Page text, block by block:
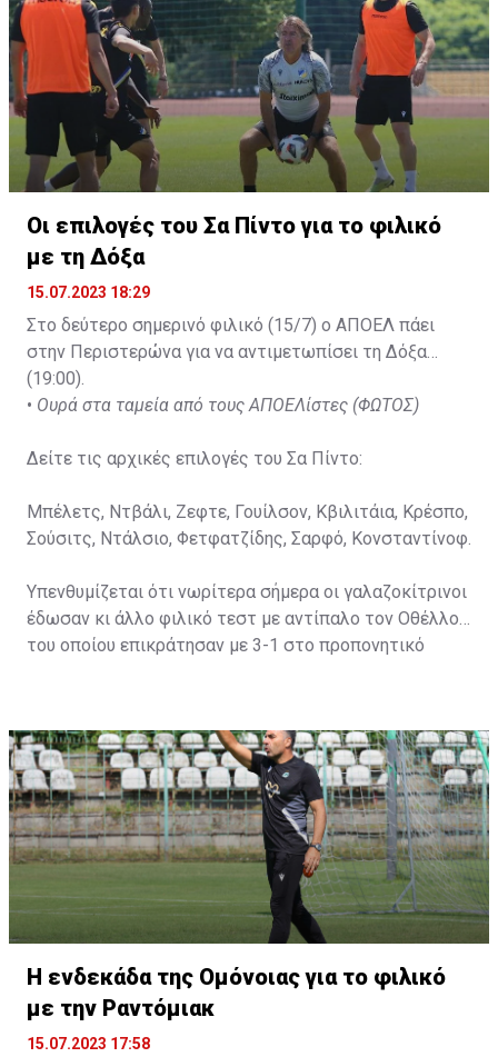
Οι επιλογές του Σα Πίντο για το φιλικό
με τη Δόξα
15.07.2023 18:29
Στο δεύτερο σημερινό φιλικό (15/7) ο ΑΠΟΕΛ πάει
στην Περιστερώνα για να αντιμετωπίσει τη Δόξα
(19:00).
• Ουρά στα ταμεία από τους ΑΠΟΕΛίστες (ΦΩΤΟΣ)
Δείτε τις αρχικές επιλογές του Σα Πίντο:
Μπέλετς, Ντβάλι, Ζεφτε, Γουίλσον, Κβιλιτάια, Κρέσπο,
Σούσιτς, Ντάλσιο, Φετφατζίδης, Σαρφό, Κονσταντίνοφ.
Υπενθυμίζεται ότι νωρίτερα σήμερα οι γαλαζοκίτρινοι
έδωσαν κι άλλο φιλικό τεστ με αντίπαλο τον Οθέλλο,
του οποίου επικράτησαν με 3-1 στο προπονητικό
Η ενδεκάδα της Ομόνοιας για το φιλικό
με την Ραντόμιακ
15.07.2023 17:58